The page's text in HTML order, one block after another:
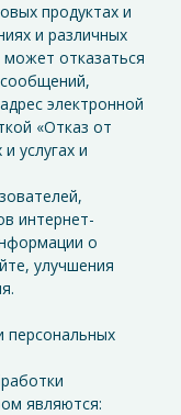
продуктах и
и различных
отказаться
электронной
«Отказ от
услугах и
интернет-
о
улучшения
персональных
являются: